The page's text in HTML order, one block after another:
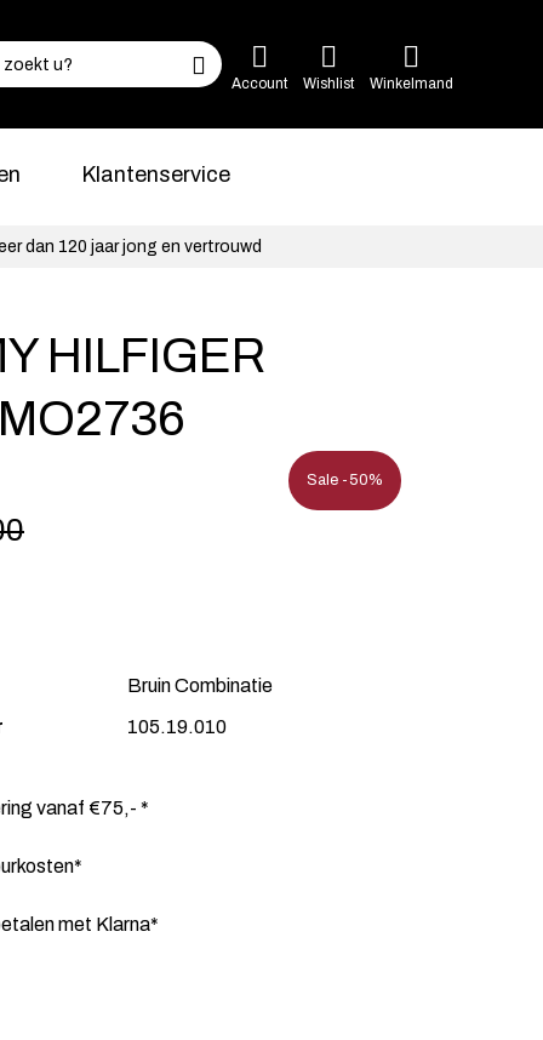
Account Wishlist Winkelmand
Klantenservice
dan 120 jaar jong en vertrouwd
HILFIGER
Sale -50%
Bruin Combinatie
105.19.010
vanaf €75,- *
met Klarna*